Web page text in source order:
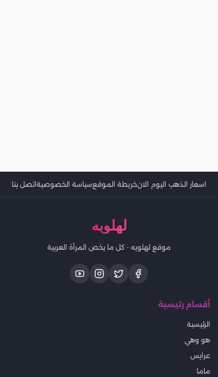
اسعار الذهب اليوم الانخريطة الموقعسياسة الخصوصيةاتصل بنا
لهلوبه
موقع لهلوبه - كل ما يخص المرأة العربية
أقسام رئيسية
الرئيسية
هو وهي
عرايس
ماما